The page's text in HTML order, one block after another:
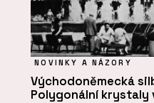
NOVINKY A NÁZORY
Východoněmecká
Polygonální krystaly